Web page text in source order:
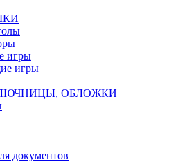
игры
игры
ОБЛОЖКИ
документов